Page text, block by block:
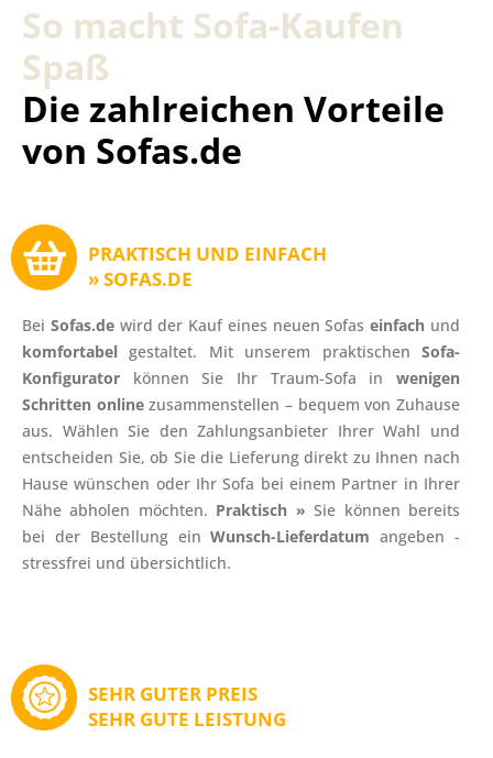
So macht Sofa-Kaufen
Spaß
Die zahlreichen Vorteile
von Sofas.de
SEHR GUTER PREIS
SEHR GUTE LEISTUNG
PRAKTISCH UND EINFACH
» SOFAS.DE
Bei Sofas.dewird der Kauf eines neuen Sofaseinfach und
komfortabel gestaltet. Mit unserem praktischen Sofa-
Konfigurator können Sie Ihr Traum-Sofa in wenigen
Schritten onlinezusammenstellen – bequem von Zuhause
aus. Wählen Sie den Zahlungsanbieter Ihrer Wahl und
entscheiden Sie, ob Sie die Lieferung direkt zu Ihnen nach
Hause wünschen oder Ihr Sofa bei einem Partner in Ihrer
Nähe abholen möchten. Praktisch »Sie können bereits
bei der Bestellung einWunsch-Lieferdatum angeben -
stressfrei und übersichtlich.